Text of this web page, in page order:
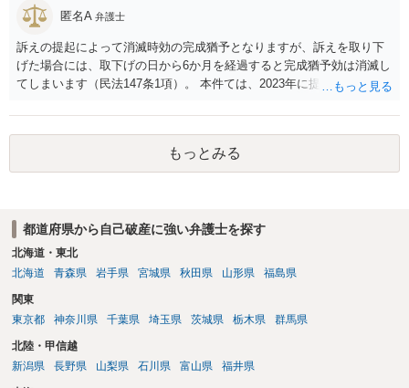
匿名A 弁護士
訴えの提起によって消滅時効の完成猶予となりますが、訴えを取り下
げた場合には、取下げの日から6か月を経過すると完成猶予効は消滅し
てしまいます（民法147条1項）。 本件ては、2023年に提訴された債権
権者については取下げ日から6か月以内に再提訴しなければやはり時効
は更新しないことになります。ただし、消滅時効の起算点は、不払い
日ではなく期限の利益喪失日（通常は所定の分割の支払期日から1～2
か月程度経過しても支払いがなければ一括返済可能という契約になっ
もっとみる
都道府県から自己破産に強い弁護士を探す
北海道・東北
北海道
青森県 岩手県 宮城県 秋田県 山形県 福島県
関東
東京都
神奈川県 千葉県 埼玉県 茨城県 栃木県 群馬県
北陸・甲信越
新潟県
長野県 山梨県 石川県 富山県 福井県